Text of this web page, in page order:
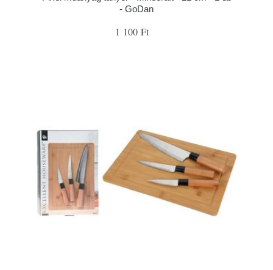
- GoDan
1 100 Ft